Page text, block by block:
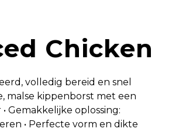
Chicken
volledig bereid en snel
malse kippenborst met een
Gemakkelijke oplossing:
• Perfecte vorm en dikte